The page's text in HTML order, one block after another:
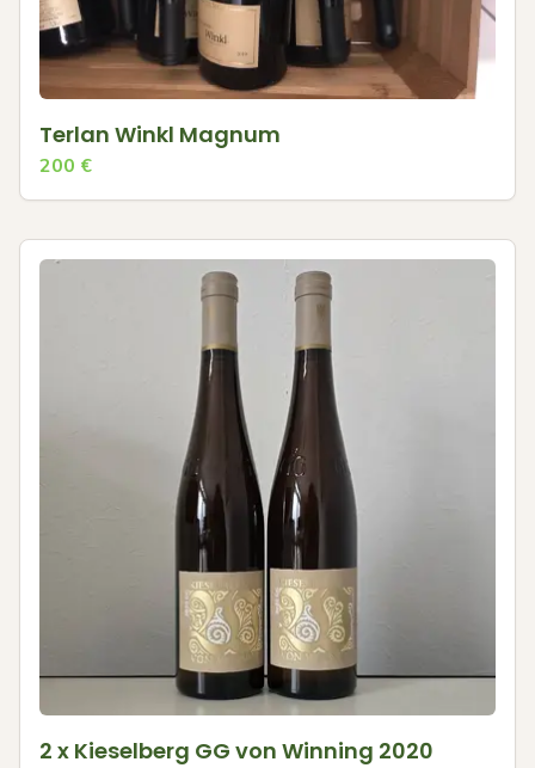
Terlan Winkl Magnum
200 €
2 x Kieselberg GG von Winning 2020